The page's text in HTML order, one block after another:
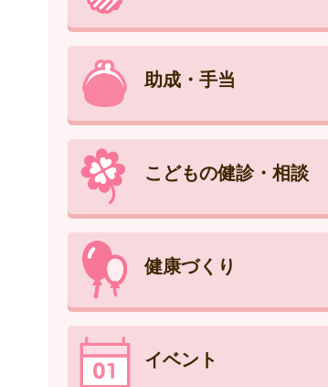
助成・手当
こどもの健診・相談
健康づくり
イベント